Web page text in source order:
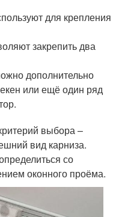
для крепления
закрепить два
дополнительно
или ещё один ряд
выбора –
вид карниза.
со
оконного проёма.